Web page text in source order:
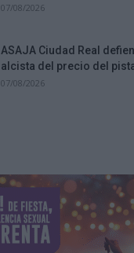
07/08/2026
ASAJA Ciudad Real
alcista del precio del
07/08/2026